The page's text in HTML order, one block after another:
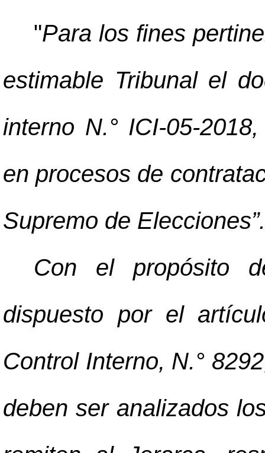
"Para los fines
estimable Tribunal el
interno N.° ICI-05-
en procesos de
Supremo de Elecciones”.
Con el propósito
dispuesto por el
Control Interno, N.°
deben ser analizados